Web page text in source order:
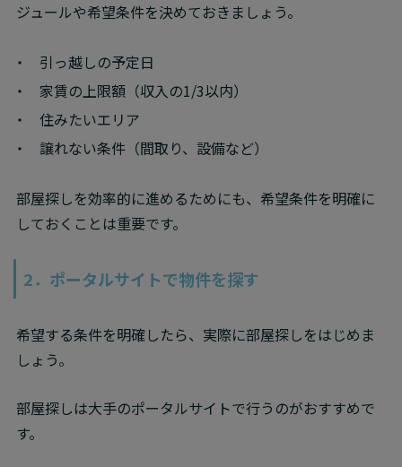
ジュールや希望条件を決めておきましょう。
引っ越しの予定日
家賃の上限額（収入の1/3以内）
住みたいエリア
譲れない条件（間取り、設備など）
部屋探しを効率的に進めるためにも、希望条件を明確に
しておくことは重要です。
2．ポータルサイトで物件を探す
希望する条件を明確したら、実際に部屋探しをはじめま
しょう。
部屋探しは大手のポータルサイトで行うのがおすすめで
す。